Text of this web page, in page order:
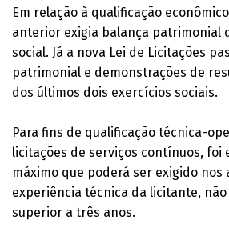
Em relação à qualificação
anterior exigia balança patrimonial
social. Já a nova Lei de Licitações
patrimonial e demonstrações de
dos últimos dois exercícios sociais.
Para fins de qualificação técnica-
licitações de serviços contínuos, foi
máximo que poderá ser exigido nos
experiência técnica da licitante,
superior a três anos.